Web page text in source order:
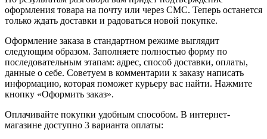
оформления товара на почту или через СМС. Теперь останется
только ждать доставки и радоваться новой покупке.
Оформление заказа в стандартном режиме выглядит
следующим образом. Заполняете полностью форму по
последовательным этапам: адрес, способ доставки, оплаты,
данные о себе. Советуем в комментарии к заказу написать
информацию, которая поможет курьеру вас найти. Нажмите
кнопку «Оформить заказ».
Оплачивайте покупки удобным способом. В интернет-
магазине доступно 3 варианта оплаты: